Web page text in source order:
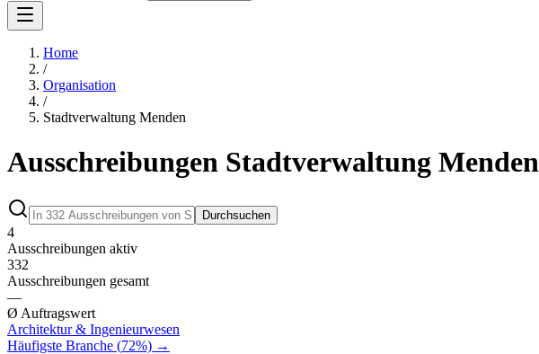
Home
/
Organisation
/
Stadtverwaltung Menden
Ausschreibungen Stadtverwaltung Menden
Durchsuchen
4
Ausschreibungen aktiv
332
Ausschreibungen gesamt
—
Ø Auftragswert
Architektur & Ingenieurwesen
Häufigste Branche (72%) →